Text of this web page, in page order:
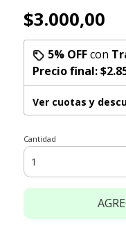
$3.000,00
5% OFFcon
Precio final:
Ver cuotas y
Cantidad